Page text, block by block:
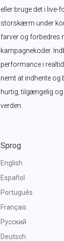
eller bruge det i live-
storskærm under
farver og forbedres
kampagnekoder.
performance i
nemt at indhente og
hurtig, tilgængelig
verden.
Sprog
English
Español
Português
Français
Русский
Deutsch